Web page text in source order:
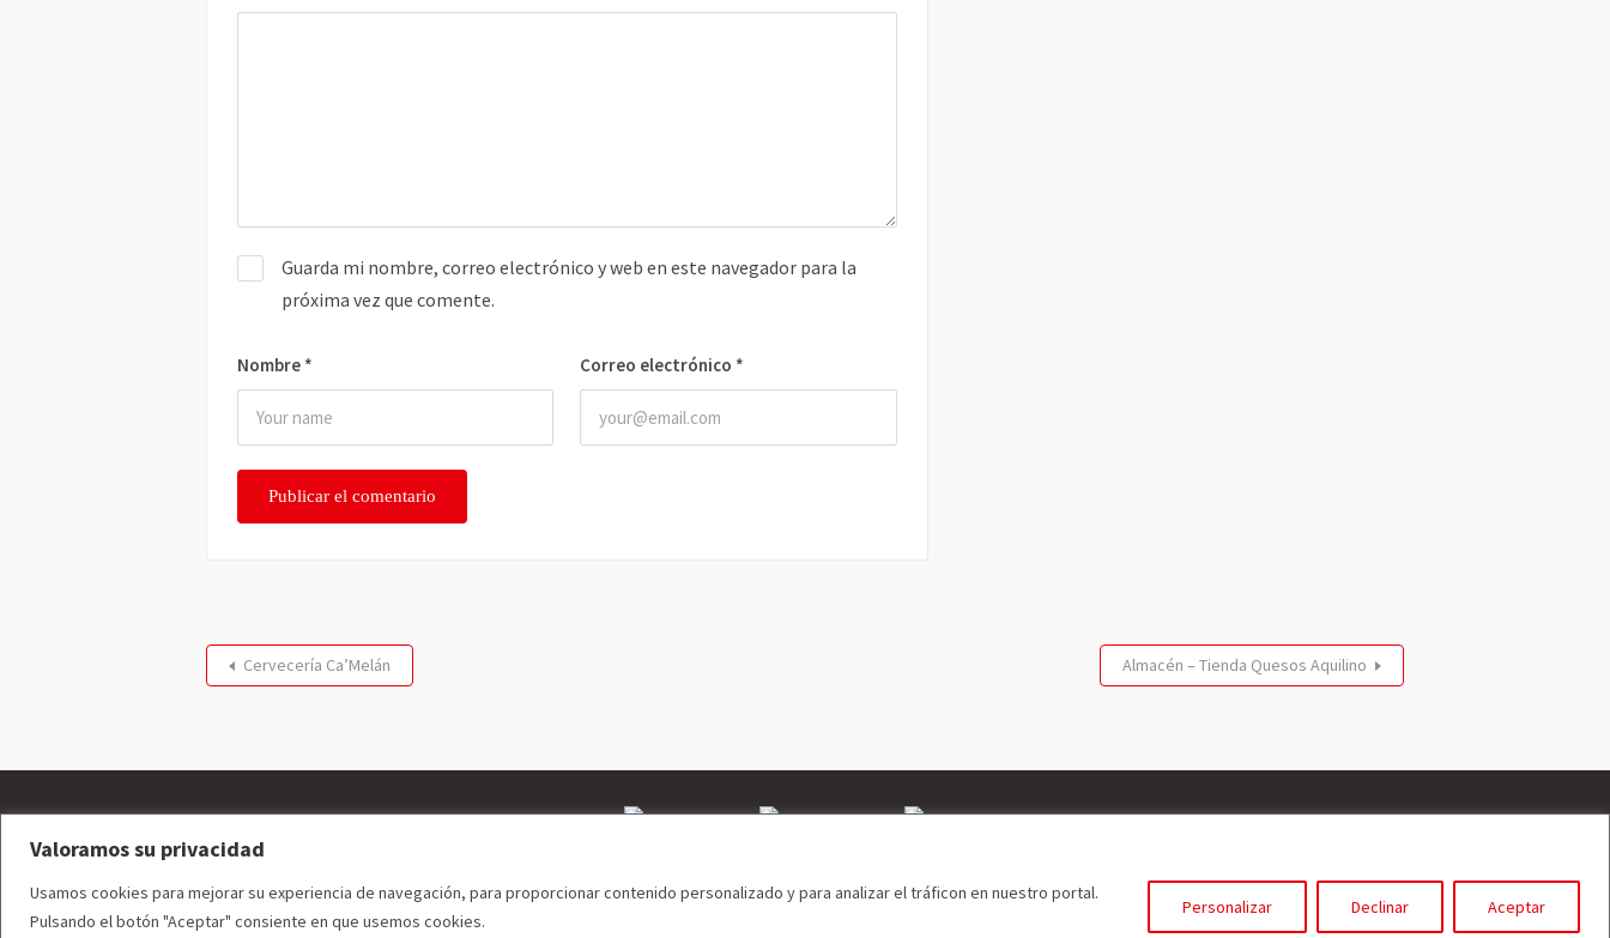
Valoramos su privacidad
Usamos cookies para mejorar su experiencia de navegación, para proporcionar contenido personalizado y para analizar el tráficon en nuestro portal.
Pulsando el botón "Aceptar" consiente en que usemos cookies.
Personalizar Declinar Aceptar
Nombre * Correo electrónico *
Guarda mi nombre, correo electrónico y web en este navegador para la
próxima vez que comente.
Cervecería Ca’Melán Almacén – Tienda Quesos Aquilino